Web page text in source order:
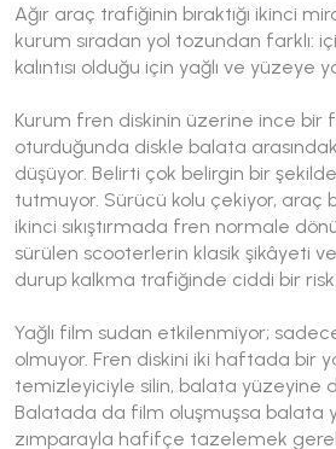
Ağır araç trafiğinin bıraktığı ikinci
kurum sıradan yol tozundan farklı:
kalıntısı olduğu için yağlı ve yüzeye
Kurum fren diskinin üzerine ince bir
oturduğunda diskle balata
düşüyor. Belirti çok belirgin bir
tutmuyor. Sürücü kolu çekiyor, araç
ikinci sıkıştırmada fren normale
sürülen scooterlerin klasik şikâyeti
durup kalkma trafiğinde ciddi bir risk.
Yağlı film sudan etkilenmiyor;
olmuyor. Fren diskini iki haftada bir
temizleyiciyle silin, balata yüzeyine
Balatada da film oluşmuşsa balata
zımparayla hafifçe tazelemek